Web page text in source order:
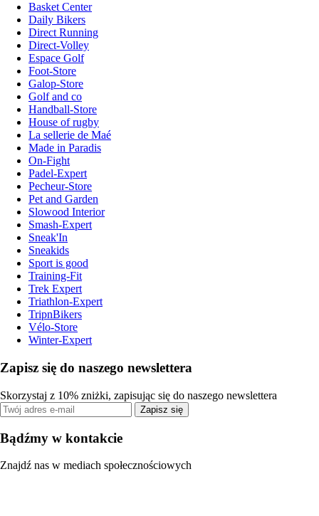
Basket Center
Daily Bikers
Direct Running
Direct-Volley
Espace Golf
Foot-Store
Galop-Store
Golf and co
Handball-Store
House of rugby
La sellerie de Maé
Made in Paradis
On-Fight
Padel-Expert
Pecheur-Store
Pet and Garden
Slowood Interior
Smash-Expert
Sneak'In
Sneakids
Sport is good
Training-Fit
Trek Expert
Triathlon-Expert
TripnBikers
Vélo-Store
Winter-Expert
Zapisz się do naszego newslettera
Skorzystaj z 10% zniżki, zapisując się do naszego newslettera
Zapisz się
Bądźmy w kontakcie
Znajdź nas w mediach społecznościowych